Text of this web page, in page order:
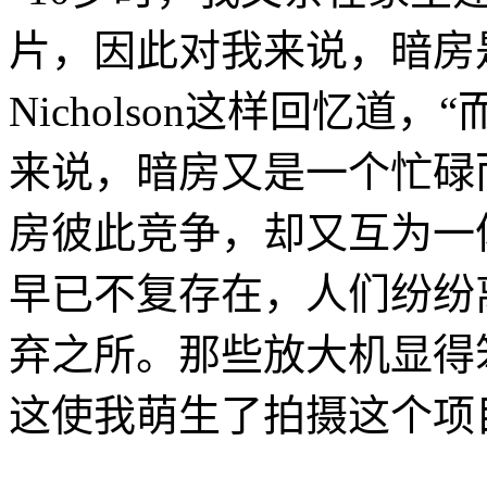
片，因此对我来说，暗
Nicholson这样回忆道，“
来说，暗房又是一个忙
房彼此竞争，却又互为
早已不复存在，人们纷
弃之所。那些放大机显
这使我萌生了拍摄这个项